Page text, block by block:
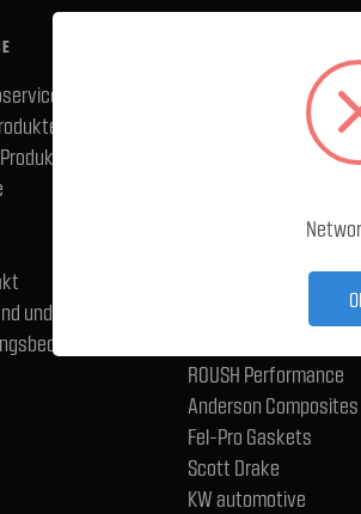
und
Ford Performance
ROUSH Performance
Anderson Composites
Fel-Pro Gaskets
Scott Drake
KW automotive